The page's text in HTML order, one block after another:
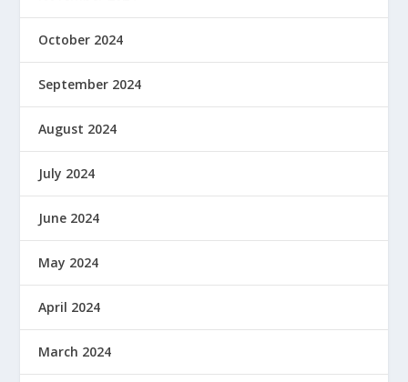
October 2024
September 2024
August 2024
July 2024
June 2024
May 2024
April 2024
March 2024